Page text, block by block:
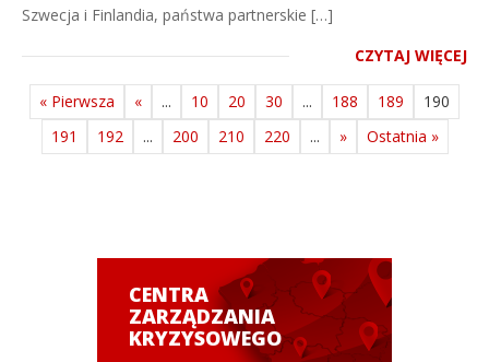
Szwecja i Finlandia, państwa partnerskie […]
CZYTAJ WIĘCEJ
« Pierwsza « ... 10 20 30 ... 188 189
190
191
192 ... 200 210 220 ... » Ostatnia »
CENTRA
ZARZĄDZANIA
KRYZYSOWEGO